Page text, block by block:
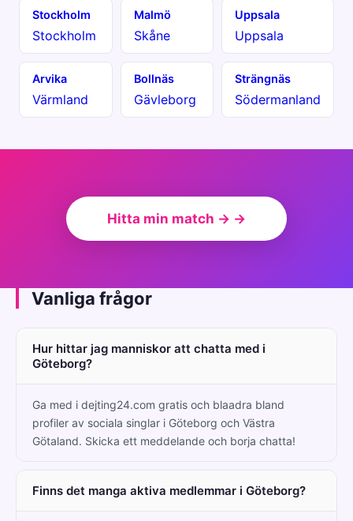
Stockholm
Stockholm
Malmö
Skåne
Uppsala
Uppsala
Arvika
Värmland
Bollnäs
Gävleborg
Strängnäs
Södermanland
Hitta min match → →
Vanliga frågor
Hur hittar jag manniskor att chatta med i
Göteborg?
Ga med i dejting24.com gratis och blaadra bland
profiler av sociala singlar i Göteborg och Västra
Götaland. Skicka ett meddelande och borja chatta!
Finns det manga aktiva medlemmar i Göteborg?